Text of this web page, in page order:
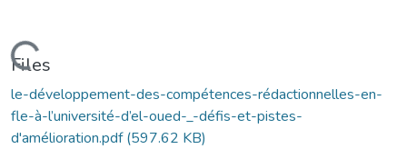
Loading...
Files
le-développement-des-compétences-rédactionnelles-en-
fle-à-l’université-d’el-oued-_-défis-et-pistes-
d'amélioration.pdf(597.62 KB)